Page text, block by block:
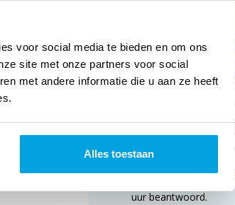
voor social media te bieden en om ons
site met onze partners voor social
met andere informatie die u aan ze heeft
Alles toestaan
Wij zijn te bereiken
van 09.00 tot 11.00
uur. E-mails worden
uur beantwoord.